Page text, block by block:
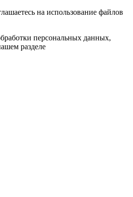
на использование файлов
персональных данных,
разделе